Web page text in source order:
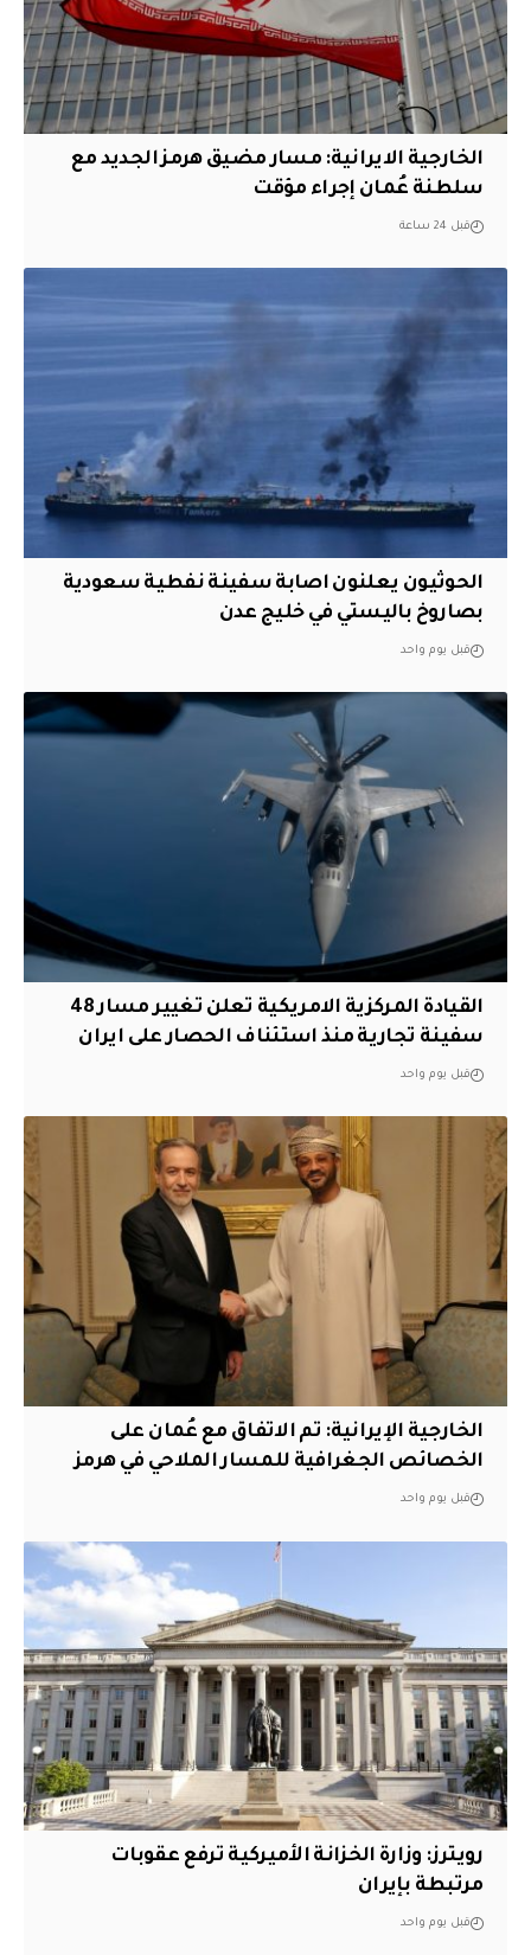
الخارجية الايرانية: مسار مضيق هرمز الجديد مع
سلطنة عُمان إجراء مؤقت
قبل 24 ساعة
الحوثيون يعلنون اصابة سفينة نفطية سعودية
بصاروخ باليستي في خليج عدن
قبل يوم واحد
القيادة المركزية الامريكية تعلن تغيير مسار 48
سفينة تجارية منذ استئناف الحصار على ايران
قبل يوم واحد
‏الخارجية الإيرانية: تم الاتفاق مع عُمان على
الخصائص الجغرافية للمسار الملاحي في هرمز
قبل يوم واحد
‏رويترز: وزارة الخزانة الأميركية ترفع عقوبات
مرتبطة بإيران
قبل يوم واحد